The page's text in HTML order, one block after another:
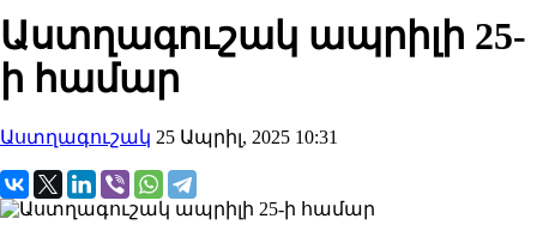
Աստղագուշակ ապրիլի 25-
ի համար
Աստղագուշակ 25 Ապրիլ, 2025 10:31